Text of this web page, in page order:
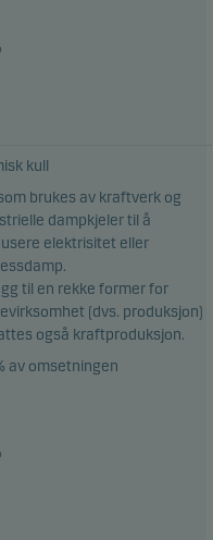
kull
brukes av kraftverk og
dampkjeler til å
elektrisitet eller
til en rekke former for
(dvs. produksjon)
også kraftproduksjon.
av omsetningen